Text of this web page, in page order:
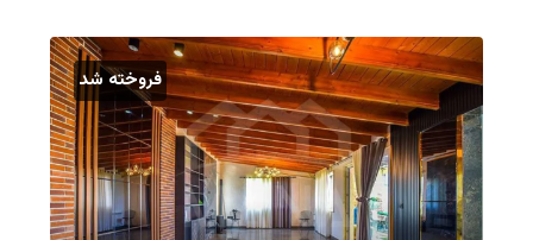
فروخته شد